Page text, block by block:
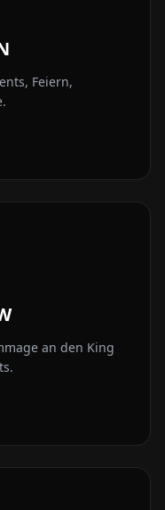
Feiern,
an den King